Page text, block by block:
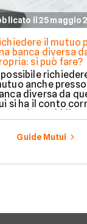
il 25 maggio
il mutuo
banca diversa
si può fare?
possibile
anche
diversa da
si ha il conto
alcun obbligo
il proprio
bancario.
della
gestione
Guide Mutui